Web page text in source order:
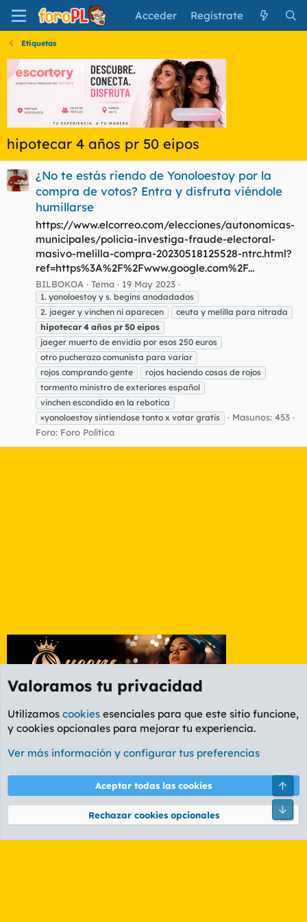
Acceder Regístrate
Etiquetas
hipotecar 4 años pr 50 eipos
¿No te estás riendo de Yonoloestoy por la
compra de votos? Entra y disfruta viéndole
humillarse
https://www.elcorreo.com/elecciones/autonomicas-
municipales/policia-investiga-fraude-electoral-
masivo-melilla-compra-20230518125528-ntrc.html?
ref=https%3A%2F%2Fwww.google.com%2F...
BILBOKOA Tema 19 May 2023
1. yonoloestoy y s. begins anodadados
2. jaeger y vinchen ni aparecen
ceuta y melilla para nitrada
hipotecar 4 años pr 50 eipos
jaeger muerto de envidia por esos 250 euros
otro pucherazo comunista para variar
rojos comprando gente
rojos haciendo cosas de rojos
tormento ministro de exteriores español
vinchen escondido en la rebotica
×yonoloestoy sintiendose tonto x votar gratis
Masunos: 453
Foro: Foro Política
Etiquetas
Cookies
PL OLDSTYLE AMARILLO
Términos y reglas Política de privacidad Ayuda
Community platform by XenForo® © 2010-2026 XenForo Ltd.
Valoramos tu privacidad
Utilizamos cookies esenciales para que este sitio funcione,
y cookies opcionales para mejorar tu experiencia.
Ver más información y configurar tus preferencias
Aceptar todas las cookies
Rechazar cookies opcionales
Pie